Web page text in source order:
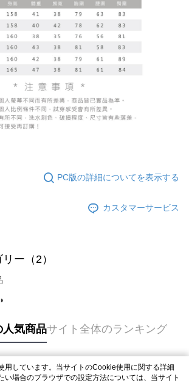
PC版の詳細についてを表示する
カスタマーサービス
ー（2）
人気商品サイト全体のランキング
用しています。当サイトのCookie使用に関する詳細
い場合のブラウザでの設定方法については、当サイト